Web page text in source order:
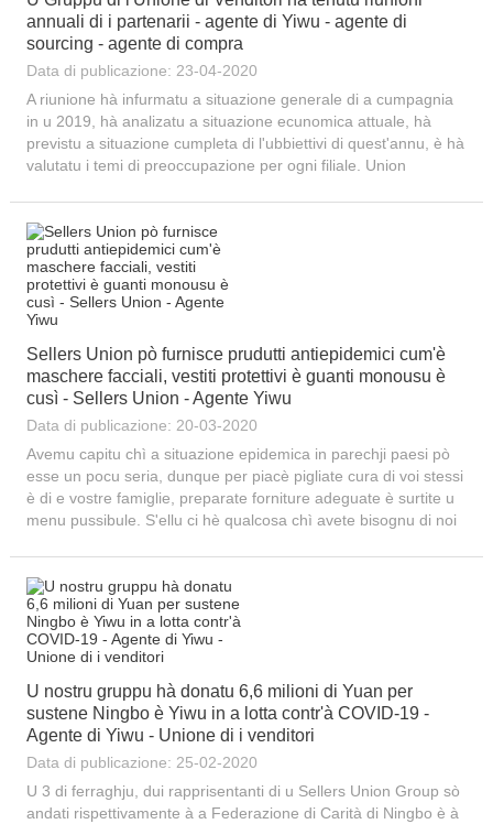
annuali di i partenarii - agente di Yiwu - agente di
sourcing - agente di compra
Data di publicazione: 23-04-2020
A riunione hà infurmatu a situazione generale di a cumpagnia
in u 2019, hà analizatu a situazione ecunomica attuale, hà
previstu a situazione cumpleta di l'ubbiettivi di quest'annu, è hà
valutatu i temi di preoccupazione per ogni filiale. Union
Sellers Union pò furnisce prudutti antiepidemici cum'è
maschere facciali, vestiti protettivi è guanti monousu è
cusì - Sellers Union - Agente Yiwu
Data di publicazione: 20-03-2020
Avemu capitu chì a situazione epidemica in parechji paesi pò
esse un pocu seria, dunque per piacè pigliate cura di voi stessi
è di e vostre famiglie, preparate forniture adeguate è surtite u
menu pussibule. S'ellu ci hè qualcosa chì avete bisognu di noi
U nostru gruppu hà donatu 6,6 milioni di Yuan per
sustene Ningbo è Yiwu in a lotta contr'à COVID-19 -
Agente di Yiwu - Unione di i venditori
Data di publicazione: 25-02-2020
U 3 di ferraghju, dui rapprisentanti di u Sellers Union Group sò
andati rispettivamente à a Federazione di Carità di Ningbo è à